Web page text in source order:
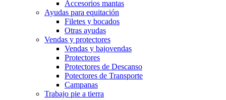
Accesorios mantas
Ayudas para equitación
Filetes y bocados
Otras ayudas
Vendas y protectores
Vendas y bajovendas
Protectores
Protectores de Descanso
Potectores de Transporte
Campanas
Trabajo pie a tierra